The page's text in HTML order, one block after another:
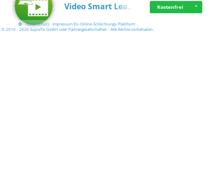
Video Smart Lea… Kostenfrei
· · ·Datenschutz·Impressum EU-Online-Schlichtungs-Plattform·
© 2016 - 2026 SupraTix GmbH oder Partnergesellschaften - Alle Rechte vorbehalten.